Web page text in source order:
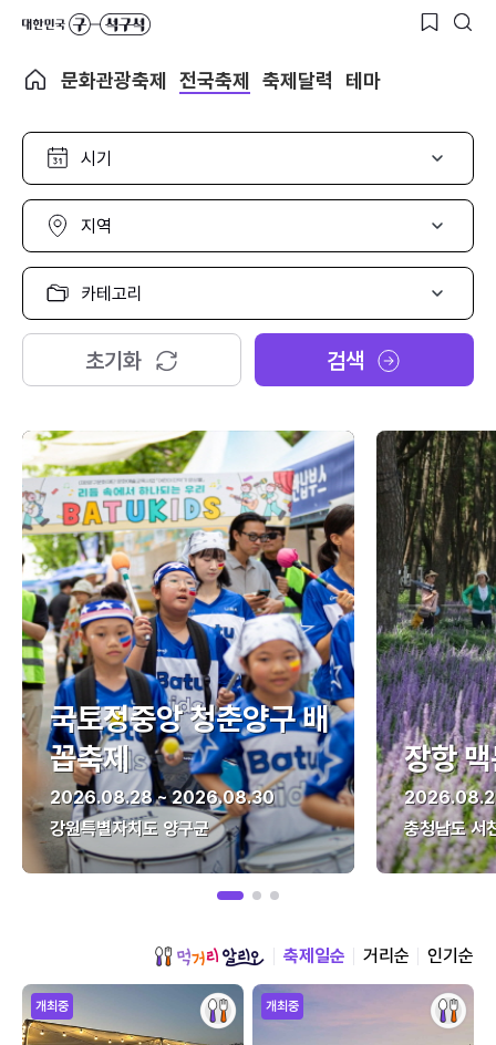
문화관광축제 전국축제 축제달력 테마
시
선
택
지
선
택
카
고
리
택
초기화 검색
국토정중앙 청춘양구 배
꼽축제
2026.08.28 ~ 2026.08.30
강원특별자치도 양구군
장항
충청남도 서
축제일순 거리순 인기순
개최중 개최중